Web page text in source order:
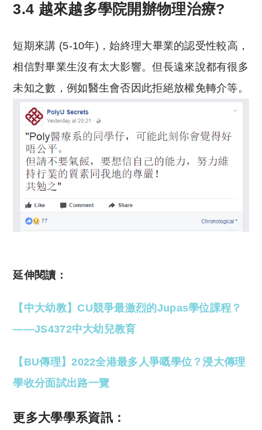
3.4 越來越多學院開辦物理治療?
短期來講 (5-10年)，始終理大畢業的認受性較高，
相信對畢業生沒有太大影響。但長遠來說都有很多
未知之數，例如醫生會否因此拒絕放權免轉介等。
延伸閱讀：
【中大幼教】CU競爭最激烈的Jupas學位課程？
——JS4372中大幼兒教育
【BU傳理】2022全港最多人爭嘅學位？浸大傳理
學收分面試出路一覽
更多大學學系資訊：